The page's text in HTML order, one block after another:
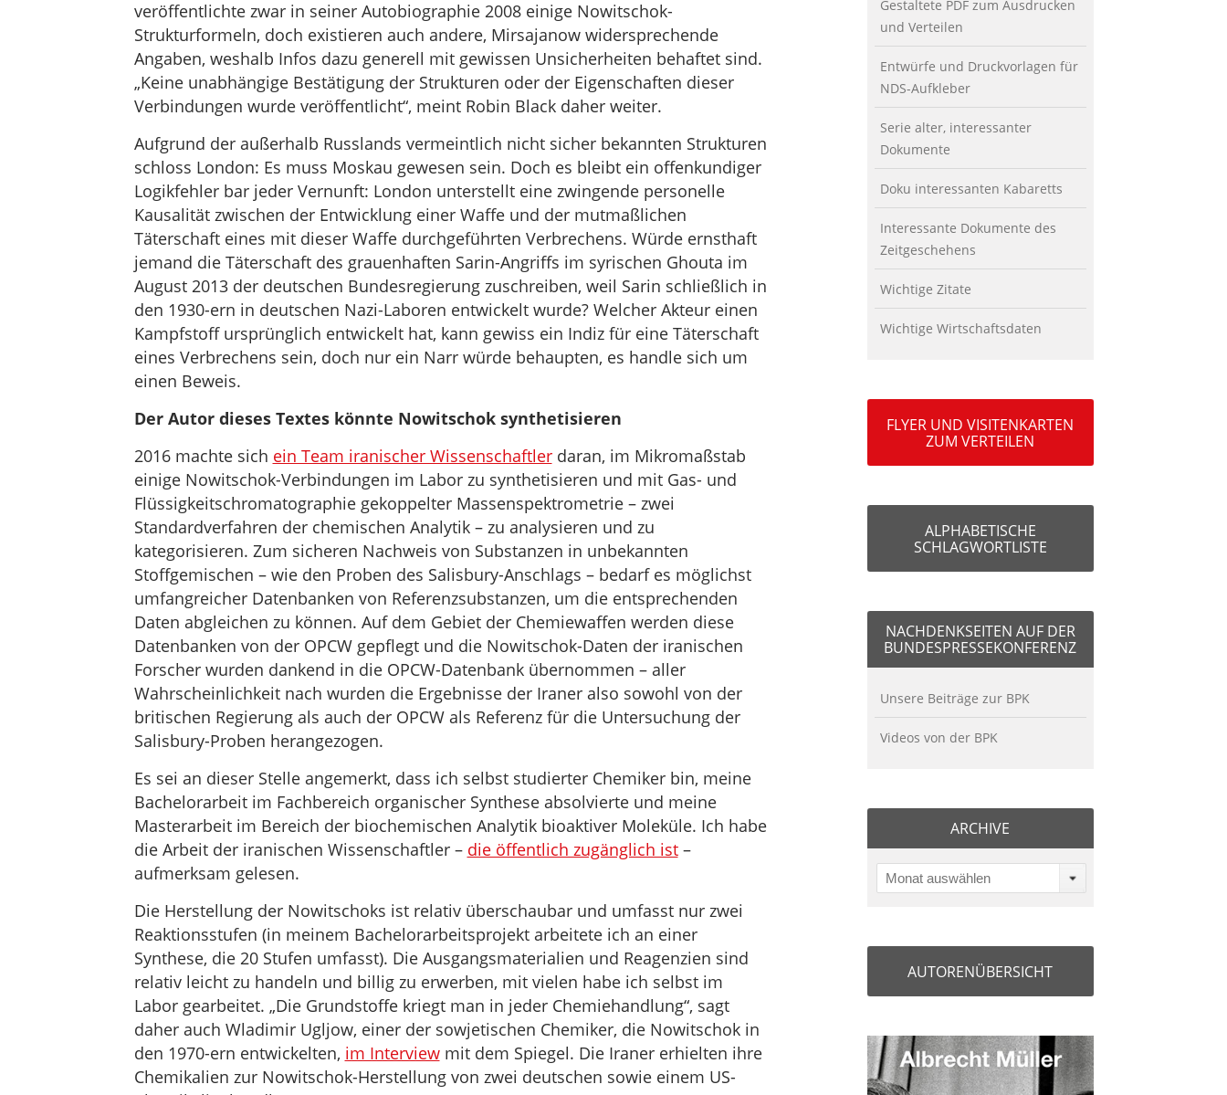
veröffentlichte zwar in seiner Autobiographie 2008 einige Nowitschok-
Strukturformeln, doch existieren auch andere, Mirsajanow widersprechende
Angaben, weshalb Infos dazu generell mit gewissen Unsicherheiten behaftet sind.
„Keine unabhängige Bestätigung der Strukturen oder der Eigenschaften dieser
Verbindungen wurde veröffentlicht“, meint Robin Black daher weiter.
Aufgrund der außerhalb Russlands vermeintlich nicht sicher bekannten Strukturen
schloss London: Es muss Moskau gewesen sein. Doch es bleibt ein offenkundiger
Logikfehler bar jeder Vernunft: London unterstellt eine zwingende personelle
Kausalität zwischen der Entwicklung einer Waffe und der mutmaßlichen
Täterschaft eines mit dieser Waffe durchgeführten Verbrechens. Würde ernsthaft
jemand die Täterschaft des grauenhaften Sarin-Angriffs im syrischen Ghouta im
August 2013 der deutschen Bundesregierung zuschreiben, weil Sarin schließlich in
den 1930-ern in deutschen Nazi-Laboren entwickelt wurde? Welcher Akteur einen
Kampfstoff ursprünglich entwickelt hat, kann gewiss ein Indiz für eine Täterschaft
eines Verbrechens sein, doch nur ein Narr würde behaupten, es handle sich um
einen Beweis.
Der Autor dieses Textes könnte Nowitschok synthetisieren
2016 machte sich ein Team iranischer Wissenschaftlerdaran, im Mikromaßstab
einige Nowitschok-Verbindungen im Labor zu synthetisieren und mit Gas- und
Flüssigkeitschromatographie gekoppelter Massenspektrometrie – zwei
Standardverfahren der chemischen Analytik – zu analysieren und zu
kategorisieren. Zum sicheren Nachweis von Substanzen in unbekannten
Stoffgemischen – wie den Proben des Salisbury-Anschlags – bedarf es möglichst
umfangreicher Datenbanken von Referenzsubstanzen, um die entsprechenden
Daten abgleichen zu können. Auf dem Gebiet der Chemiewaffen werden diese
Datenbanken von der OPCW gepflegt und die Nowitschok-Daten der iranischen
Forscher wurden dankend in die OPCW-Datenbank übernommen – aller
Wahrscheinlichkeit nach wurden die Ergebnisse der Iraner also sowohl von der
britischen Regierung als auch der OPCW als Referenz für die Untersuchung der
Salisbury-Proben herangezogen.
Es sei an dieser Stelle angemerkt, dass ich selbst studierter Chemiker bin, meine
Bachelorarbeit im Fachbereich organischer Synthese absolvierte und meine
Masterarbeit im Bereich der biochemischen Analytik bioaktiver Moleküle. Ich habe
die Arbeit der iranischen Wissenschaftler – die öffentlich zugänglich ist–
aufmerksam gelesen.
Die Herstellung der Nowitschoks ist relativ überschaubar und umfasst nur zwei
Reaktionsstufen (in meinem Bachelorarbeitsprojekt arbeitete ich an einer
Synthese, die 20 Stufen umfasst). Die Ausgangsmaterialien und Reagenzien sind
relativ leicht zu handeln und billig zu erwerben, mit vielen habe ich selbst im
Labor gearbeitet. „Die Grundstoffe kriegt man in jeder Chemiehandlung“, sagt
daher auch Wladimir Ugljow, einer der sowjetischen Chemiker, die Nowitschok in
den 1970-ern entwickelten, im Interviewmit dem Spiegel. Die Iraner erhielten ihre
Chemikalien zur Nowitschok-Herstellung von zwei deutschen sowie einem US-
Gestaltete PDF zum Ausdrucken
und Verteilen
Entwürfe und Druckvorlagen für
NDS-Aufkleber
Serie alter, interessanter
Dokumente
Doku interessanten Kabaretts
Interessante Dokumente des
Zeitgeschehens
Wichtige Zitate
Wichtige Wirtschaftsdaten
FLYER UND VISITENKARTEN
ZUM VERTEILEN
ALPHABETISCHE
SCHLAGWORTLISTE
NACHDENKSEITEN AUF DER
BUNDESPRESSEKONFERENZ
Unsere Beiträge zur BPK
Videos von der BPK
ARCHIVE
Monat auswählen
AUTORENÜBERSICHT